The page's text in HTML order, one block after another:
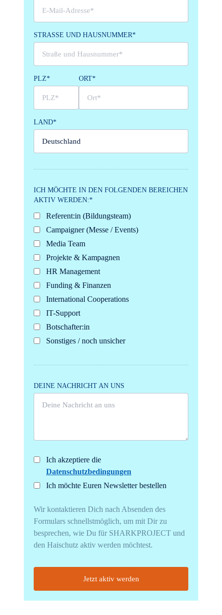
STRASSE UND HAUSNUMMER*
PLZ* ORT*
LAND*
ICH MÖCHTE IN DEN FOLGENDEN BEREICHEN
AKTIV WERDEN:*
Referent:in (Bildungsteam)
Campaigner (Messe / Events)
Media Team
Projekte & Kampagnen
HR Management
Funding & Finanzen
International Cooperations
IT-Support
Botschafter:in
Sonstiges / noch unsicher
DEINE NACHRICHT AN UNS
Ich akzeptiere die
Datenschutzbedingungen
Ich möchte Euren Newsletter bestellen
Wir kontaktieren Dich nach Absenden des
Formulars schnellstmöglich, um mit Dir zu
besprechen, wie Du für SHARKPROJECT und
den Haischutz aktiv werden möchtest.